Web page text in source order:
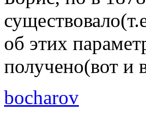
об этих
получено(вот и
bocharov